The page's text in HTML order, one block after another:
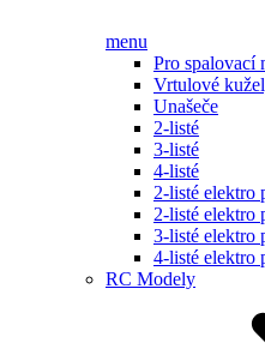
menu
Pro spalovací
Vrtulové
Unašeče
2-listé
3-listé
4-listé
2-listé elektro
2-listé elektro
3-listé elektro
4-listé elektro
RC Modely